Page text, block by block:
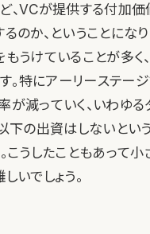
VCが提供する付加価
か、ということになり
うけていることが多く
。特にアーリーステ
減っていく、いわゆる
下の出資はしないとい
こうしたこともあって
いでしょう。